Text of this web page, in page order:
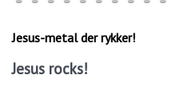
Jesus-metal der rykker!
Jesus rocks!